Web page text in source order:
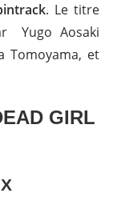
. Le titre
Yugo Aosaki
Tomoyama, et
GIRL